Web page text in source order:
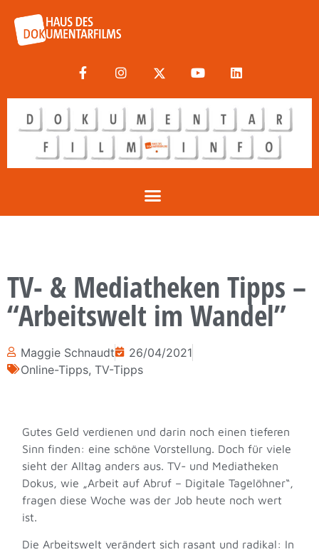
TV- & Mediatheken Tipps –
“Arbeitswelt im Wandel”
Maggie Schnaudt
26/04/2021
Online-Tipps, TV-Tipps
Gutes Geld verdienen und darin noch einen tieferen
Sinn finden: eine schöne Vorstellung. Doch für viele
sieht der Alltag anders aus. TV- und Mediatheken
Dokus, wie „Arbeit auf Abruf – Digitale Tagelöhner“,
fragen diese Woche was der Job heute noch wert
ist.
Die Arbeitswelt verändert sich rasant und radikal: In